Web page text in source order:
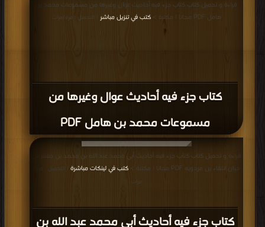
كتاب جزء فيه أحاديث عوال وغيرها من
مسموعات محمد بن هامل PDF
قراءة و تحميل كتاب كتاب جزء فيه أحاديث عوال وغيرها من مسموعات محمد بن
هامل PDF مجانا | مكتبة >
كتب في تنزيل مباشر | التحميل : مرة/مرات
كتاب جزء فيه أحاديث أبي محمد عبد الله بن
قراءة و تحميل كتاب كتاب جزء فيه أحاديث أبي محمد عبد الله بن محمد بن جعفر بن
حيان انتقاء بن مردويه PDF مجانا | مكتبة >
كتب في لينكات مباشرة
| التحميل : مرة/
مرات